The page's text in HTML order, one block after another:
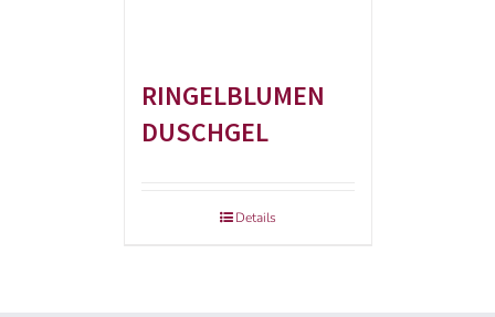
RINGELBLUMEN
DUSCHGEL
Details